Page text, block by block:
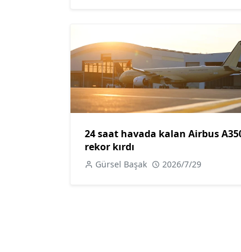
24 saat havada kalan Airbus
rekor kırdı
Gürsel Başak 2026/7/29